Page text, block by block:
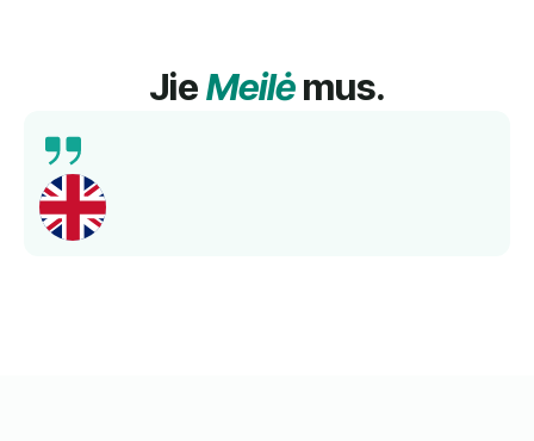
JieMeilėmus.
Išsamus mokymas, kompetentingi mokytojai ir
geresnis kalbos mokėjimas per trumpą laiką.
Rekomenduojama!